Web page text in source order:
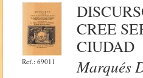
Ref.: 69011
CREE
CIUDAD
Marqués